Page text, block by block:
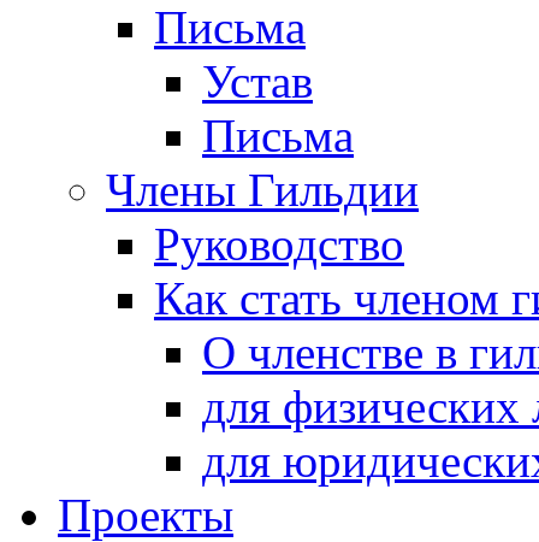
Письма
Устав
Письма
Члены Гильдии
Руководство
Как стать членом
О членстве в
для физических
для
Проекты